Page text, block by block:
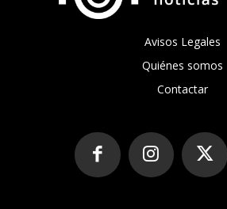
Avisos Legales
Quiénes somos
Contactar